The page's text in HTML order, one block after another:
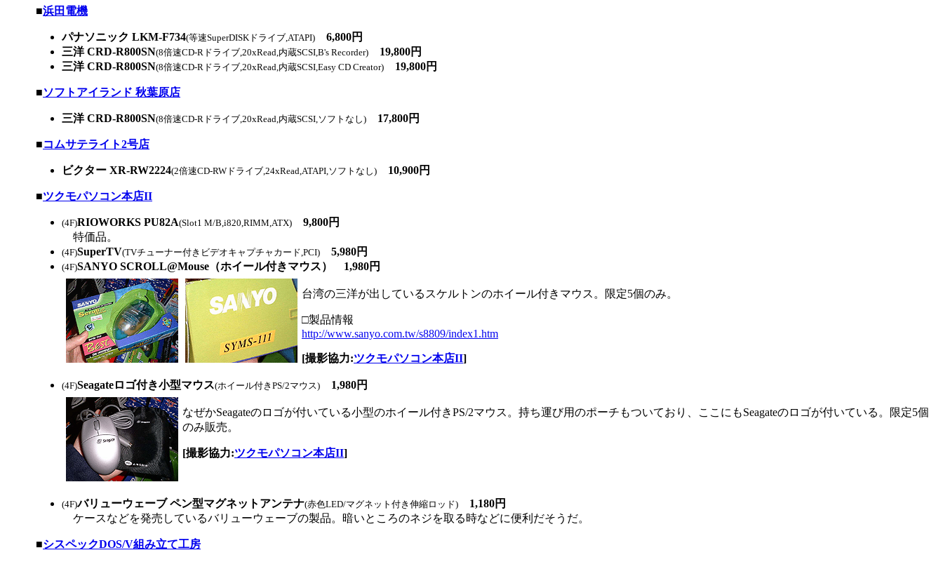
■浜田電機
パナソニック LKM-F734(等速SuperDISKドライブ,ATAPI) 6,800円
三洋 CRD-R800SN(8倍速CD-Rドライブ,20xRead,内蔵SCSI,B's Recorder) 19,800円
三洋 CRD-R800SN(8倍速CD-Rドライブ,20xRead,内蔵SCSI,Easy CD Creator) 19,800円
■ソフトアイランド 秋葉原店
三洋 CRD-R800SN(8倍速CD-Rドライブ,20xRead,内蔵SCSI,ソフトなし) 17,800円
■コムサテライト2号店
ビクター XR-RW2224(2倍速CD-RWドライブ,24xRead,ATAPI,ソフトなし) 10,900円
■ツクモパソコン本店II
(4F)RIOWORKS PU82A(Slot1 M/B,i820,RIMM,ATX) 9,800円
特価品。
(4F)SuperTV(TVチューナー付きビデオキャプチャカード,PCI) 5,980円
(4F)SANYO SCROLL@Mouse（ホイール付きマウス） 1,980円
台湾の三洋が出しているスケルトンのホイール付きマウス。限定5個のみ。
□製品情報
http://www.sanyo.com.tw/s8809/index1.htm
[撮影協力:ツクモパソコン本店II]
(4F)Seagateロゴ付き小型マウス(ホイール付きPS/2マウス) 1,980円
なぜかSeagateのロゴが付いている小型のホイール付きPS/2マウス。持ち運び用のポーチもついており、ここにもSeagateのロゴが付いている。限定5個
のみ販売。
[撮影協力:ツクモパソコン本店II]
(4F)バリューウェーブ ペン型マグネットアンテナ(赤色LED/マグネット付き伸縮ロッド) 1,180円
ケースなどを発売しているバリューウェーブの製品。暗いところのネジを取る時などに便利だそうだ。
■シスペックDOS/V組み立て工房